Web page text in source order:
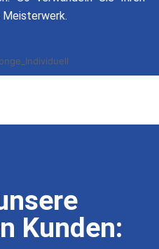
Meisterwerk.
Kunden: